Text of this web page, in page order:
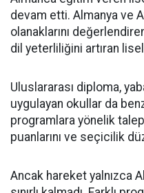
devam etti. Almanya ve
olanaklarını
dil yeterliliğini artıran
Uluslararası diploma,
uygulayan okullar da
programlara yönelik
puanlarını ve seçicilik
Ancak hareket yalnızca